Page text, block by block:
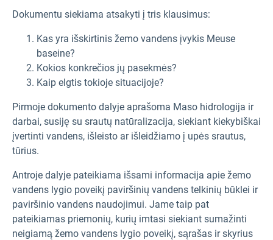
Dokumentu siekiama atsakyti į tris klausimus:
Kas yra išskirtinis žemo vandens įvykis Meuse
baseine?
Kokios konkrečios jų pasekmės?
Kaip elgtis tokioje situacijoje?
Pirmoje dokumento dalyje aprašoma Maso hidrologija ir
darbai, susiję su srautų natūralizacija, siekiant kiekybiškai
įvertinti vandens, išleisto ar išleidžiamo į upės srautus,
tūrius.
Antroje dalyje pateikiama išsami informacija apie žemo
vandens lygio poveikį paviršinių vandens telkinių būklei ir
paviršinio vandens naudojimui. Jame taip pat
pateikiamas priemonių, kurių imtasi siekiant sumažinti
neigiamą žemo vandens lygio poveikį, sąrašas ir skyrius